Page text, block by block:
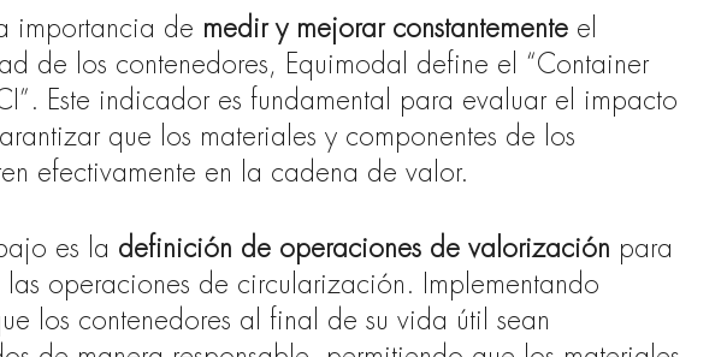
importancia de medir y mejorar constantemente el
de los contenedores, Equimodal define el “Container
Este indicador es fundamental para evaluar el impacto
que los materiales y componentes de los
efectivamente en la cadena de valor.
es la definición de operaciones de valorización para
operaciones de circularización. Implementando
los contenedores al final de su vida útil sean